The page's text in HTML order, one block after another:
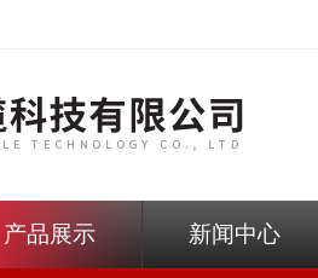
产品展示 新闻中心